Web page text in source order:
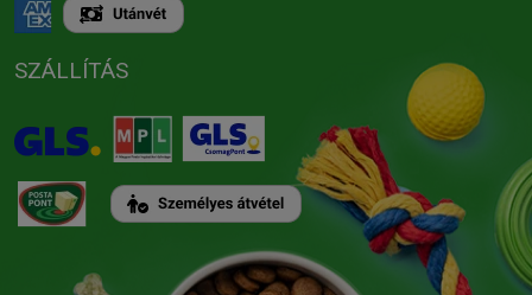
SZÁLLÍTÁS